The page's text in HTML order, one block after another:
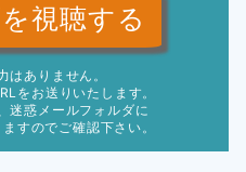
視聴する
はありません。
をお送りいたします。
迷惑メールフォルダに
すのでご確認下さい。